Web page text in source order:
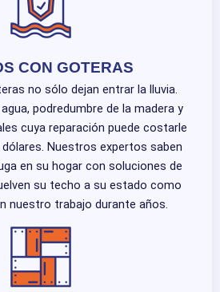
CON GOTERAS
no sólo dejan entrar la lluvia.
podredumbre de la madera y
cuya reparación puede costarle
Nuestros expertos saben
en su hogar con soluciones de
su techo a su estado como
nuestro trabajo durante años.